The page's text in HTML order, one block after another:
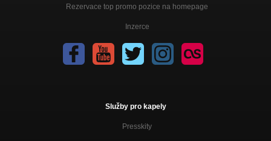
Rezervace top promo pozice na homepage
Inzerce
Služby pro kapely
Presskity